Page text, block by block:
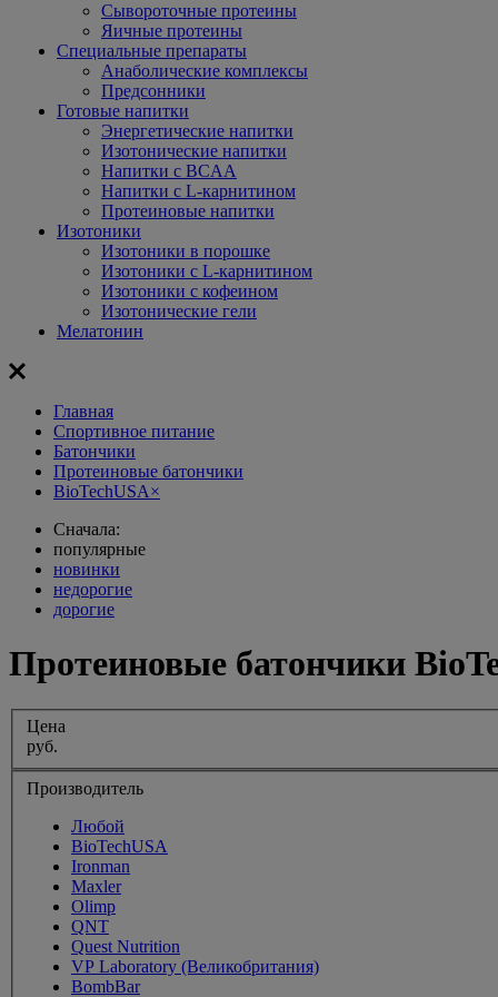
Сывороточные протеины
Яичные протеины
Специальные препараты
Анаболические комплексы
Предсонники
Готовые напитки
Энергетические напитки
Изотонические напитки
Напитки с BCAA
Напитки с L-карнитином
Протеиновые напитки
Изотоники
Изотоники в порошке
Изотоники с L-карнитином
Изотоники с кофеином
Изотонические гели
Мелатонин
Главная
Спортивное питание
Батончики
Протеиновые батончики
BioTechUSA×
Сначала:
популярные
новинки
недорогие
дорогие
Протеиновые батончики
Цена
руб.
Производитель
Любой
BioTechUSA
Ironman
Maxler
Olimp
QNT
Quest Nutrition
VP Laboratory (Великобритания)
BombBar